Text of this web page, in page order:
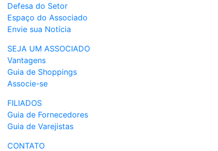
Defesa do Setor
Espaço do Associado
Envie sua Notícia
SEJA UM ASSOCIADO
Vantagens
Guia de Shoppings
Associe-se
FILIADOS
Guia de Fornecedores
Guia de Varejistas
CONTATO